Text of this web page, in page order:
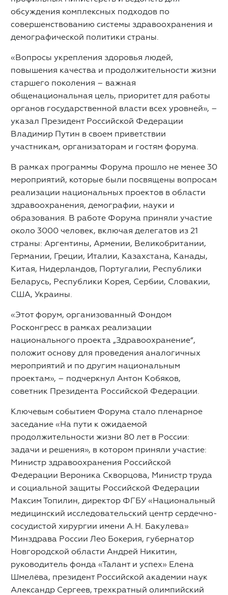
обсуждения комплексных подходов по
совершенствованию системы здравоохранения и
демографической политики страны.
«Вопросы укрепления здоровья людей,
повышения качества и продолжительности жизни
старшего поколения – важная
общенациональная цель, приоритет для работы
органов государственной власти всех уровней», –
указал Президент Российской Федерации
Владимир Путин в своем приветствии
участникам, организаторам и гостям форума.
В рамках программы Форума прошло не менее 30
мероприятий, которые были посвящены вопросам
реализации национальных проектов в области
здравоохранения, демографии, науки и
образования. В работе Форума приняли участие
около 3000 человек, включая делегатов из 21
страны: Аргентины, Армении, Великобритании,
Германии, Греции, Италии, Казахстана, Канады,
Китая, Нидерландов, Португалии, Республики
Беларусь, Республики Корея, Сербии, Словакии,
США, Украины.
«Этот форум, организованный Фондом
Росконгресс в рамках реализации
национального проекта „Здравоохранение“,
положит основу для проведения аналогичных
мероприятий и по другим национальным
проектам», – подчеркнул Антон Кобяков,
советник Президента Российской Федерации.
Ключевым событием Форума стало пленарное
заседание «На пути к ожидаемой
продолжительности жизни 80 лет в России:
задачи и решения», в котором приняли участие:
Министр здравоохранения Российской
Федерации Вероника Скворцова, Министр труда
и социальной защиты Российской Федерации
Максим Топилин, директор ФГБУ «Национальный
медицинский исследовательский центр сердечно-
сосудистой хирургии имени А.Н. Бакулева»
Минздрава России Лео Бокерия, губернатор
Новгородской области Андрей Никитин,
руководитель фонда «Талант и успех» Елена
Шмелёва, президент Российской академии наук
Александр Сергеев, трехкратный олимпийский